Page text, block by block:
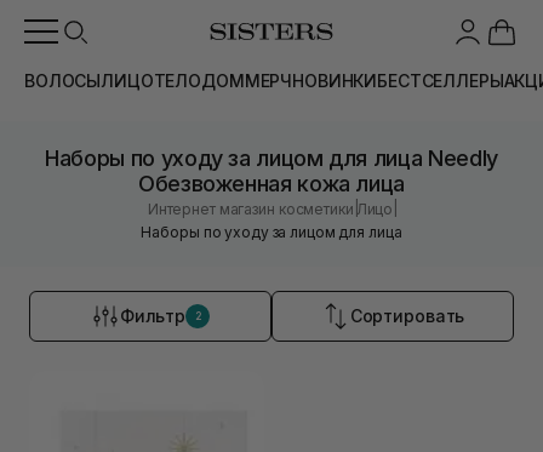
ВОЛОСЫЛИЦОТЕЛОДОММЕРЧНОВИНКИБЕСТСЕЛЛЕРЫ
Наборы по уходу за лицом для лица Needly
Обезвоженная кожа лица
Интернет магазин косметики Лицо
Наборы по уходу за лицом для лица
Фильтр 2 Сортировать